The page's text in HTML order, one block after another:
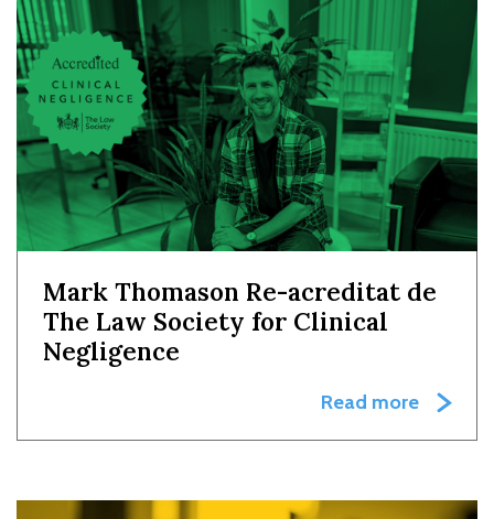
Mark Thomason Re-acreditat de
The Law Society for Clinical
Negligence
Read more